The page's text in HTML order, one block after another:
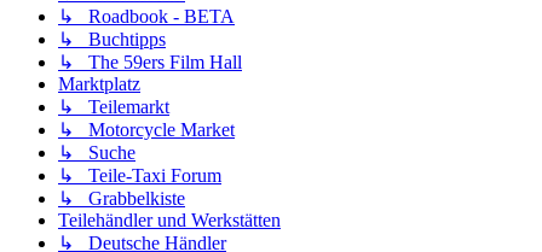
↳ Roadbook - BETA
↳ Buchtipps
↳ The 59ers Film Hall
Marktplatz
↳ Teilemarkt
↳ Motorcycle Market
↳ Suche
↳ Teile-Taxi Forum
↳ Grabbelkiste
Teilehändler und Werkstätten
↳ Deutsche Händler